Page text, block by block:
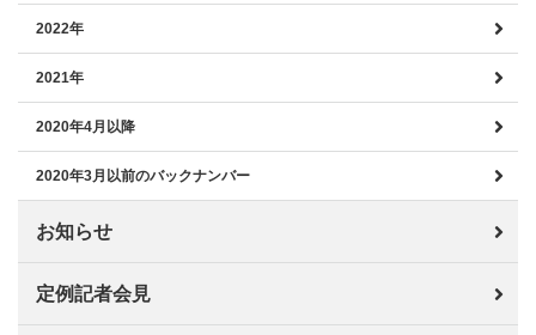
2022年
2021年
2020年4月以降
2020年3月以前のバックナンバー
お知らせ
定例記者会見